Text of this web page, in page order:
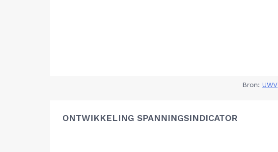
Bron: UWV
ONTWIKKELING SPANNINGSINDICATOR